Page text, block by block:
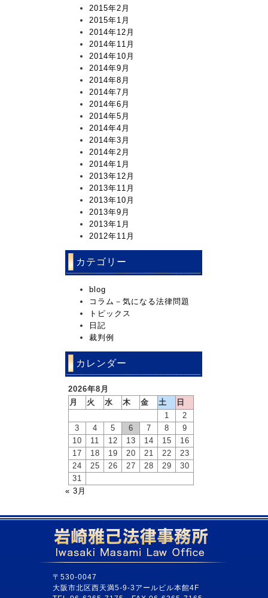
2015年2月
2015年1月
2014年12月
2014年11月
2014年10月
2014年9月
2014年8月
2014年7月
2014年6月
2014年5月
2014年4月
2014年3月
2014年2月
2014年1月
2013年12月
2013年11月
2013年10月
2013年9月
2013年1月
2012年11月
カテゴリー
blog
コラム－気になる法律問題
トピックス
日記
裁判例
カレンダー
2026年8月
月
火 水 木 金 土
日
1
2
3
4 5 6 7 8
9
10
11 12 13 14 15
16
17
18 19 20 21 22
23
24
25 26 27 28 29
30
31
« 3月
〒530-0047
大阪市北区西天満5-9-3アールビル本館4F